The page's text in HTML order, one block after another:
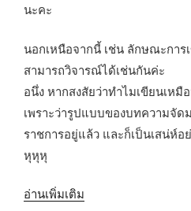
นะคะ
นอกเหนือจากนี้ เช่น ลักษณะกา
สามารถวิจารณ์ได้เช่นกันค่ะ
อนึ่ง หากสงสัยว่าทำไมเขียนเหมื
เพราะว่ารูปแบบของบทความจัด
ราชการอยู่แล้ว และก็เป็นเสน่ห์อ
หุหุหุ
อ่านเพิ่มเติม